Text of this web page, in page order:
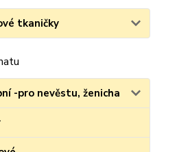
tkaničky
-pro nevěstu, ženicha